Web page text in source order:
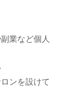
業など個人
ンを設けて